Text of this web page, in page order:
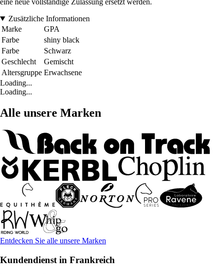
eine neue vollständige Zulassung ersetzt werden.
Zusätzliche Informationen
Marke
GPA
Farbe
shiny black
Farbe
Schwarz
Geschlecht
Gemischt
Altersgruppe Erwachsene
Loading...
Loading...
Alle unsere Marken
Entdecken Sie alle unsere Marken
Kundendienst in Frankreich